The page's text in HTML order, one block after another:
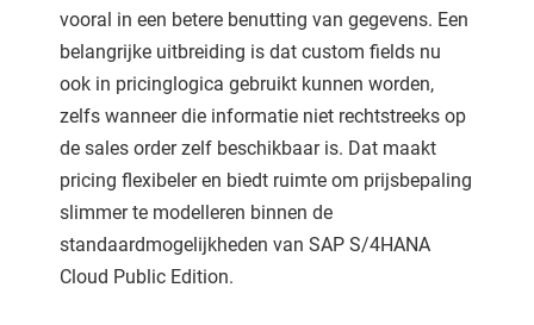
vooral in een betere benutting van gegevens. Een
belangrijke uitbreiding is dat custom fields nu
ook in pricinglogica gebruikt kunnen worden,
zelfs wanneer die informatie niet rechtstreeks op
de sales order zelf beschikbaar is. Dat maakt
pricing flexibeler en biedt ruimte om prijsbepaling
slimmer te modelleren binnen de
standaardmogelijkheden van SAP S/4HANA
Cloud Public Edition.